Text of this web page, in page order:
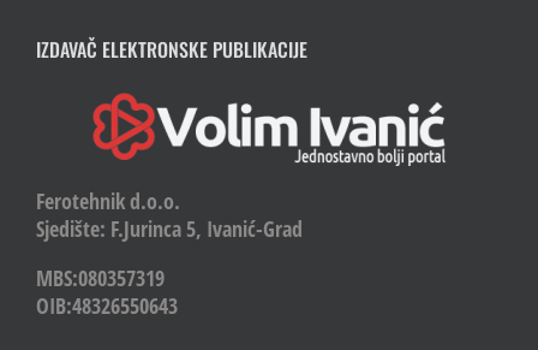
IZDAVAČ ELEKTRONSKE PUBLIKACIJE
Ferotehnik d.o.o.
Sjedište: F.Jurinca 5, Ivanić-Grad
MBS:080357319
OIB:48326550643